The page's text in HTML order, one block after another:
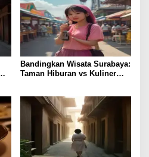
Bandingkan Wisata Surabaya:
Taman Hiburan vs Kuliner